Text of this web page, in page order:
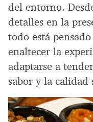
del entorno.
detalles en la
todo está
enaltecer la
adaptarse a
sabor y la calidad